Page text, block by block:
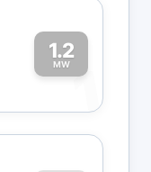
1.2
MW1